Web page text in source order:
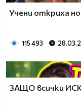
Учени откриха
115 493
ЗАЩО всички